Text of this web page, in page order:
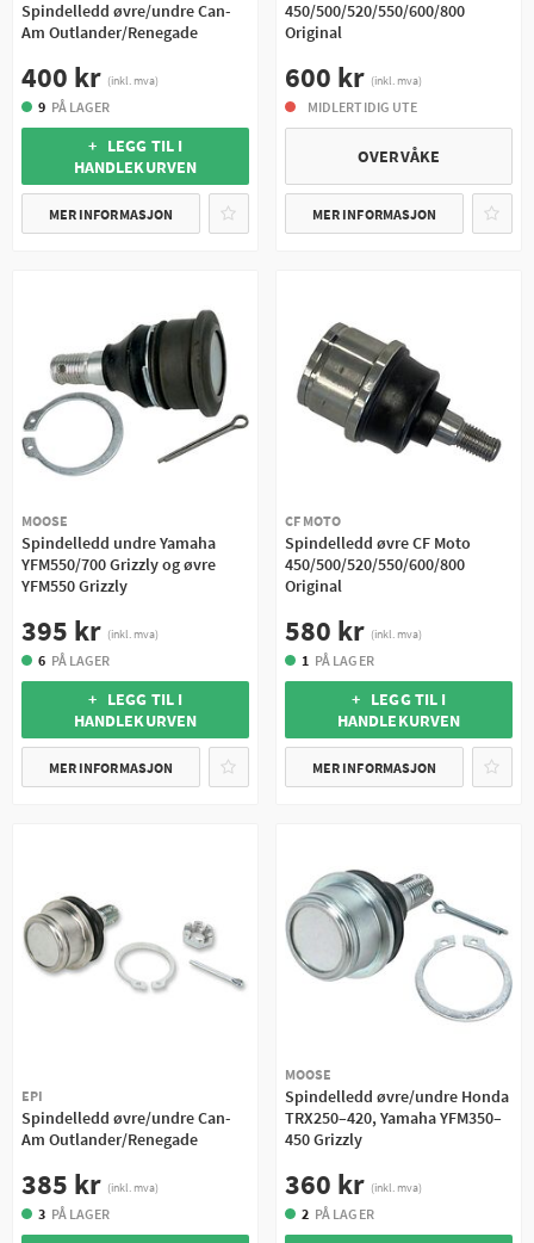
Spindelledd øvre/undre Can-
Am Outlander/Renegade
400 kr (inkl. mva)
9 PÅ LAGER
+ LEGG TIL I
HANDLEKURVEN
MER INFORMASJON
450/500/520/550/600/800
Original
600 kr (inkl. mva)
MIDLERTIDIG UTE
OVERVÅKE
MER INFORMASJON
MOOSE
Spindelledd undre Yamaha
YFM550/700 Grizzly og øvre
YFM550 Grizzly
395 kr (inkl. mva)
6 PÅ LAGER
+ LEGG TIL I
HANDLEKURVEN
MER INFORMASJON
CF MOTO
Spindelledd øvre CF Moto
450/500/520/550/600/800
Original
580 kr (inkl. mva)
1 PÅ LAGER
+ LEGG TIL I
HANDLEKURVEN
MER INFORMASJON
EPI
Spindelledd øvre/undre Can-
Am Outlander/Renegade
385 kr (inkl. mva)
3 PÅ LAGER
MOOSE
Spindelledd øvre/undre Honda
TRX250–420, Yamaha YFM350–
450 Grizzly
360 kr (inkl. mva)
2 PÅ LAGER